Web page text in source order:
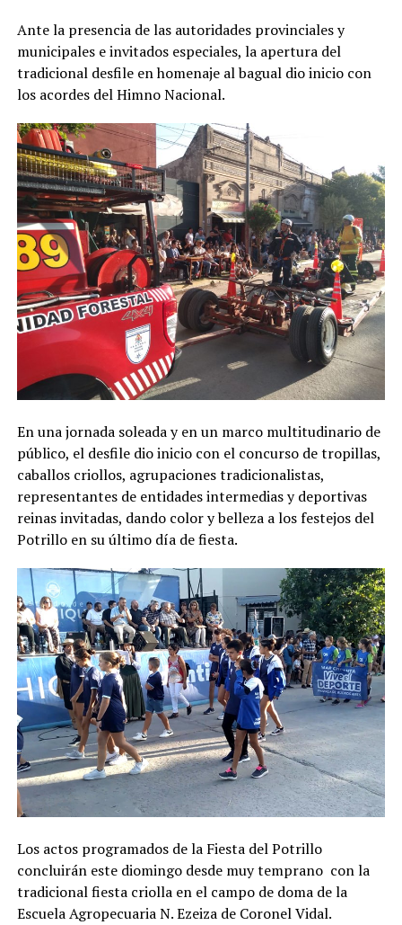
Ante la presencia de las autoridades provinciales y
municipales e invitados especiales, la apertura del
tradicional desfile en homenaje al bagual dio inicio con
los acordes del Himno Nacional.
En una jornada soleada y en un marco multitudinario de
público, el desfile dio inicio con el concurso de tropillas,
caballos criollos, agrupaciones tradicionalistas,
representantes de entidades intermedias y deportivas
reinas invitadas, dando color y belleza a los festejos del
Potrillo en su último día de fiesta.
Los actos programados de la Fiesta del Potrillo
concluirán este diomingo desde muy temprano con la
tradicional fiesta criolla en el campo de doma de la
Escuela Agropecuaria N. Ezeiza de Coronel Vidal.